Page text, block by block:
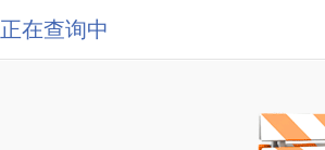
正在查询中